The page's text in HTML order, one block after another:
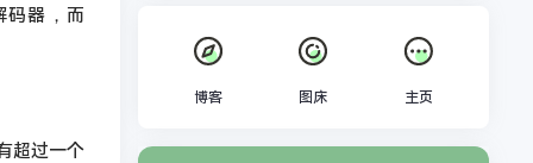
码器，而
超过一个
博客 图床 主页